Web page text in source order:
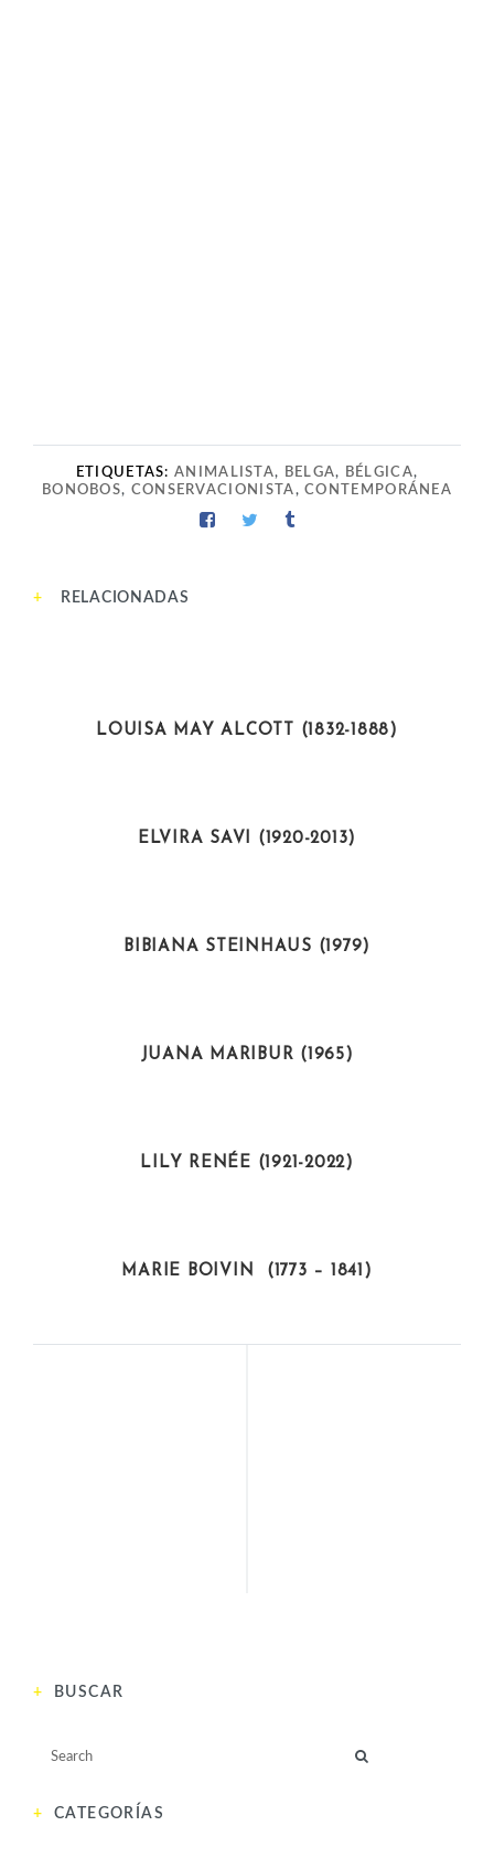
ETIQUETAS:ANIMALISTA, BELGA, BÉLGICA,
BONOBOS, CONSERVACIONISTA,CONTEMPORÁNEA
RELACIONADAS
LOUISA MAY ALCOTT (1832-1888)
ELVIRA SAVI (1920-2013)
BIBIANA STEINHAUS (1979)
JUANA MARIBUR (1965)
LILY RENÉE (1921-2022)
MARIE BOIVIN (1773 – 1841)
BUSCAR
CATEGORÍAS